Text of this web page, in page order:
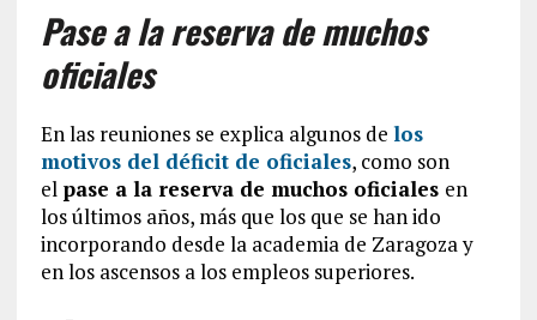
Pase a la reserva de muchos
oficiales
En las reuniones se explica algunos de los
motivos del déficit de oficiales, como son
elpase a la reserva de muchos oficiales en
los últimos años, más que los que se han ido
incorporando desde la academia de Zaragoza y
en los ascensos a los empleos superiores.